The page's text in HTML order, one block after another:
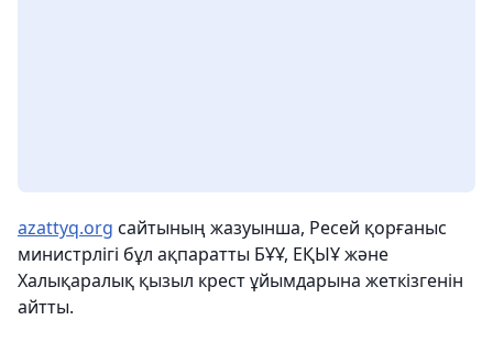
azattyq.org сайтының жазуынша, Ресей қорғаныс
министрлігі бұл ақпаратты БҰҰ, ЕҚЫҰ және
Халықаралық қызыл крест ұйымдарына жеткізгенін
айтты.